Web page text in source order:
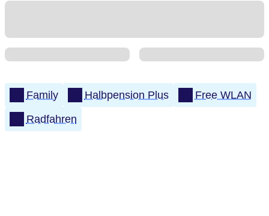
Family Halbpension Plus
Free WLAN
Radfahren